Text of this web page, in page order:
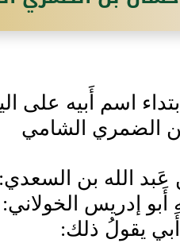
اسم أَبيه على
الضمري الشامي
الله بن السعدي:
إدريس الخولاني:
يقولُ ذلك: